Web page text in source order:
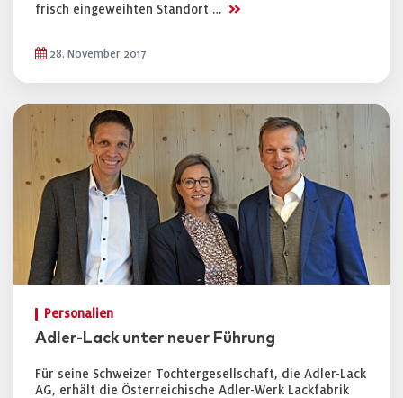
frisch eingeweihten Standort … >>
28. November 2017
Personalien
Adler-Lack unter neuer Führung
Für seine Schweizer Tochtergesellschaft, die Adler-Lack
AG, erhält die Österreichische Adler-Werk Lackfabrik